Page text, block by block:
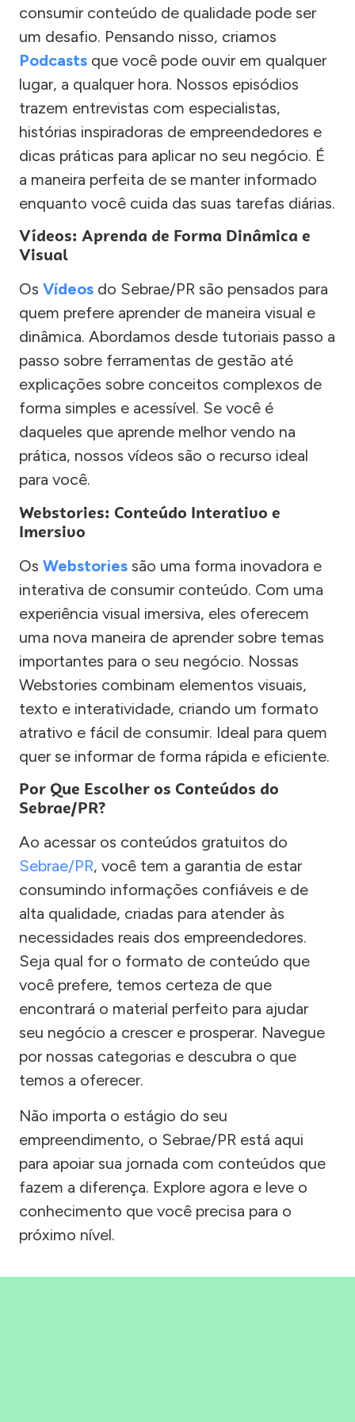
consumir conteúdo de qualidade pode ser
um desafio. Pensando nisso, criamos
Podcasts que você pode ouvir em qualquer
lugar, a qualquer hora. Nossos episódios
trazem entrevistas com especialistas,
histórias inspiradoras de empreendedores e
dicas práticas para aplicar no seu negócio. É
a maneira perfeita de se manter informado
enquanto você cuida das suas tarefas diárias.
Vídeos: Aprenda de Forma Dinâmica e
Visual
Os Vídeos do Sebrae/PR são pensados para
quem prefere aprender de maneira visual e
dinâmica. Abordamos desde tutoriais passo a
passo sobre ferramentas de gestão até
explicações sobre conceitos complexos de
forma simples e acessível. Se você é
daqueles que aprende melhor vendo na
prática, nossos vídeos são o recurso ideal
para você.
Webstories: Conteúdo Interativo e
Imersivo
Os Webstories são uma forma inovadora e
interativa de consumir conteúdo. Com uma
experiência visual imersiva, eles oferecem
uma nova maneira de aprender sobre temas
importantes para o seu negócio. Nossas
Webstories combinam elementos visuais,
texto e interatividade, criando um formato
atrativo e fácil de consumir. Ideal para quem
quer se informar de forma rápida e eficiente.
Por Que Escolher os Conteúdos do
Sebrae/PR?
Ao acessar os conteúdos gratuitos do
Sebrae/PR, você tem a garantia de estar
consumindo informações confiáveis e de
alta qualidade, criadas para atender às
necessidades reais dos empreendedores.
Seja qual for o formato de conteúdo que
você prefere, temos certeza de que
encontrará o material perfeito para ajudar
seu negócio a crescer e prosperar. Navegue
por nossas categorias e descubra o que
temos a oferecer.
Não importa o estágio do seu
empreendimento, o Sebrae/PR está aqui
para apoiar sua jornada com conteúdos que
fazem a diferença. Explore agora e leve o
conhecimento que você precisa para o
próximo nível.